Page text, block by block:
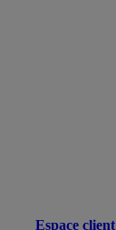
Espace client